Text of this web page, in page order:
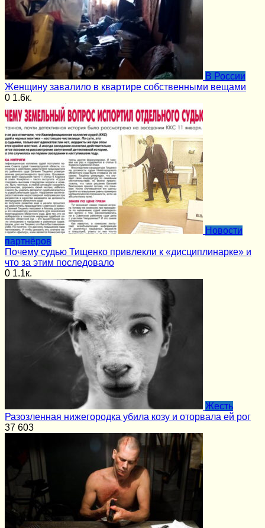
В России
Женщину завалило в квартире собственными вещами
0 1.6к.
Новости
партнёров
Почему судью Тищенко привлекли к «дисциплинарке» и
что за этим последовало
0 1.1к.
Жесть
Разозленная нижегородка убила козу и оторвала ей рог
37 603